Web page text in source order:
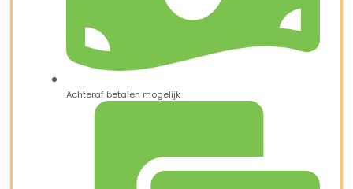
Achteraf betalen mogelijk